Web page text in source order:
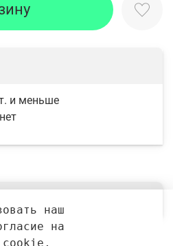
и меньше
нет
наш
на
cookie,